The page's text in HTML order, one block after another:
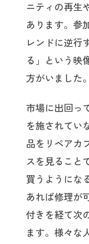
ニティの再生
あります。参
レンドに逆行
る」という映
方がいました。
市場に出回っ
を施されてい
品をリペアカ
スを見ること
買うようにな
あれば修理が
付きを経て次
ます。様々な